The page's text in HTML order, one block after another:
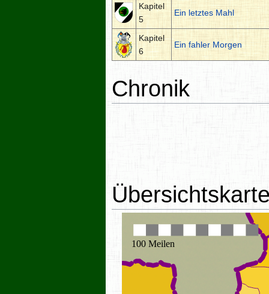
Kapitel
5
Ein letztes Mahl
Kapitel
6
Ein fahler Morgen
Chronik